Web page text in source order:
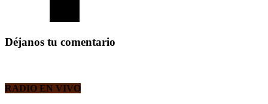
Déjanos tu comentario
RADIO EN VIVO